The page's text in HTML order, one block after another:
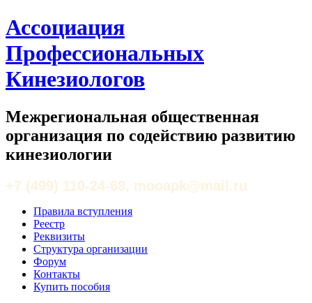
Ассоциация
Профессиональных
Кинезиологов
Межрегиональная общественная
организация по содействию развитию
кинезиологии
+7 (499) 110-24-68, mooapk@mail.ru
Правила вступления
Реестр
Реквизиты
Структура организации
Форум
Контакты
Купить пособия